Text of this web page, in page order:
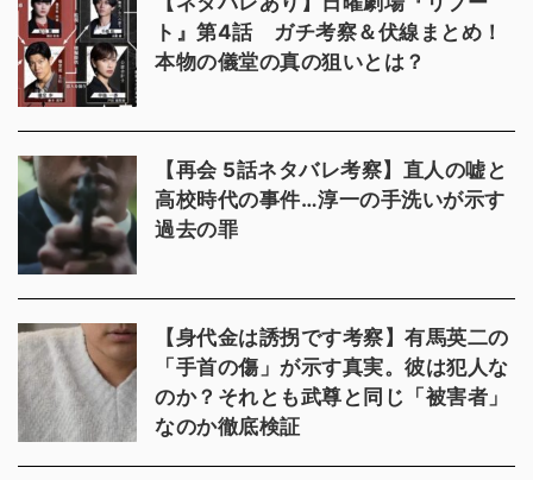
ト』第4話 ガチ考察＆伏線まとめ！
本物の儀堂の真の狙いとは？
【再会 5話ネタバレ考察】直人の嘘と
高校時代の事件…淳一の手洗いが示す
過去の罪
【身代金は誘拐です考察】有馬英二の
「手首の傷」が示す真実。彼は犯人な
のか？それとも武尊と同じ「被害者」
なのか徹底検証